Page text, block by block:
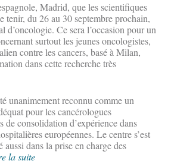
Madrid, que les scientifiques
tenir, du 26 au 30 septembre prochain,
d’oncologie. Ce sera l’occasion pour un
surtout les jeunes oncologistes,
contre les cancers, basé à Milan,
dans cette recherche très
unanimement reconnu comme un
pour les cancérologues
de consolidation d’expérience dans
européennes. Le centre s’est
dans la prise en charge des
la suite